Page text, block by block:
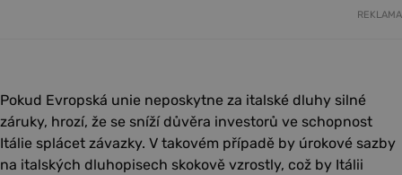
REKLAMA
Pokud Evropská unie neposkytne za italské dluhy silné
záruky, hrozí, že se sníží důvěra investorů ve schopnost
Itálie splácet závazky. V takovém případě by úrokové sazby
na italských dluhopisech skokově vzrostly, což by Itálii